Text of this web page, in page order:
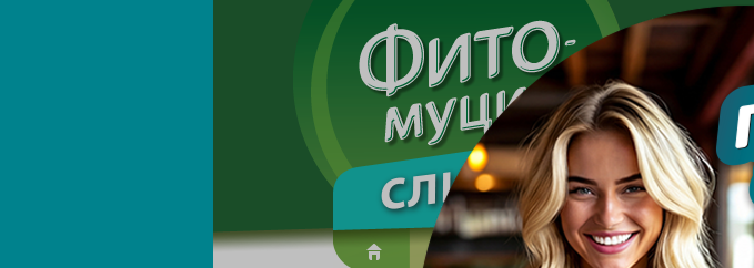
Made in the UK
О препарате Усиль эффект